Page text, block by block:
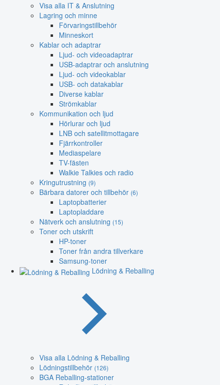
Visa alla IT & Anslutning
Lagring och minne
Förvaringstillbehör
Minneskort
Kablar och adaptrar
Ljud- och videoadaptrar
USB-adaptrar och anslutning
Ljud- och videokablar
USB- och datakablar
Diverse kablar
Strömkablar
Kommunikation och ljud
Hörlurar och ljud
LNB och satellitmottagare
Fjärrkontroller
Mediaspelare
TV-fästen
Walkie Talkies och radio
Kringutrustning (9)
Bärbara datorer och tillbehör (6)
Laptopbatterier
Laptopladdare
Nätverk och anslutning (15)
Toner och utskrift
HP-toner
Toner från andra tillverkare
Samsung-toner
Lödning & Reballing
Visa alla Lödning & Reballing
Lödningstillbehör (126)
BGA Reballing-stationer